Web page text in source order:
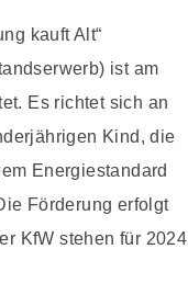
kauft Alt“
ist am
Es richtet sich an
Kind, die
Energiestandard
Förderung erfolgt
KfW stehen für 2024